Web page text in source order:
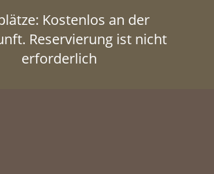
Kostenlos an der
Reservierung ist nicht
erforderlich